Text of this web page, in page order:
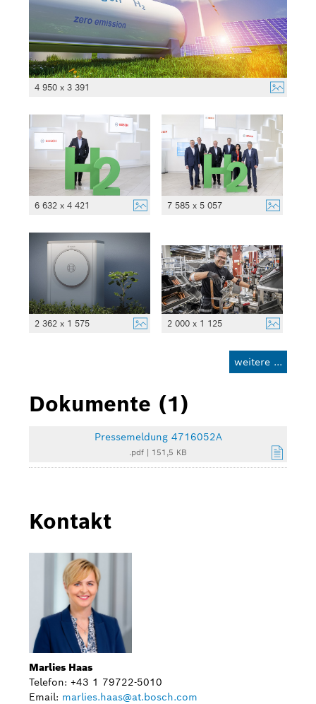
4 950 x 3 391
6 632 x 4 421 7 585 x 5 057
2 362 x 1 575 2 000 x 1 125
weitere ...
Dokumente (1)
Pressemeldung 4716052A
.pdf | 151,5 KB
Kontakt
Marlies Haas
Telefon: +43 1 79722-5010
Email: marlies.haas@at.bosch.com